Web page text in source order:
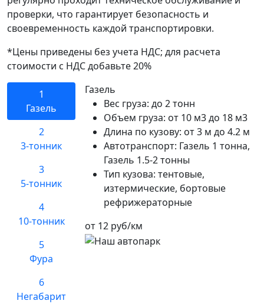
проверки, что гарантирует безопасность и
своевременность каждой транспортировки.
*Цены приведены без учета НДС; для расчета
стоимости с НДС добавьте 20%
1
Газель
2
3-тонник
3
5-тонник
4
10-тонник
5
Фура
6
Негабарит
Газель
Вес груза: до 2 тонн
Объем груза: от 10 м3 до 18 м3
Длина по кузову: от 3 м до 4.2 м
Автотранспорт: Газель 1 тонна,
Газель 1.5-2 тонны
Тип кузова: тентовые,
изтермические, бортовые
рефрижераторные
от 12 руб/км